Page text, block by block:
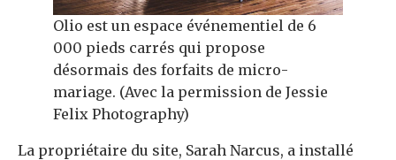
Olio est un espace événementiel de 6
000 pieds carrés qui propose
désormais des forfaits de micro-
mariage. (Avec la permission de Jessie
Felix Photography)
La propriétaire du site, Sarah Narcus, a installé